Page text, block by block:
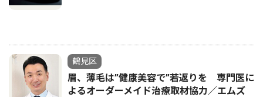
鶴見区
眉、薄毛は”健康美容で”若返りを 専門医に
よるオーダーメイド治療取材協力／エムズ